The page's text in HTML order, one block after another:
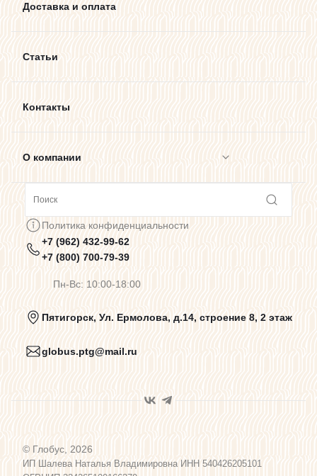
Доставка и оплата
Статьи
Контакты
О компании
Предупреждения о цветопередаче
Политика конфиденциальности
Пользовательское соглашение
Программа лояльности
Политика конфиденциальности
+7 (962) 432-99-62
+7 (800) 700-79-39
Пн-Вс: 10:00-18:00
Пятигорск, Ул. Ермолова, д.14, строение 8, 2 этаж
globus.ptg@mail.ru
© Глобус, 2026
ИП Шалева Наталья Владимировна ИНН 540426205101